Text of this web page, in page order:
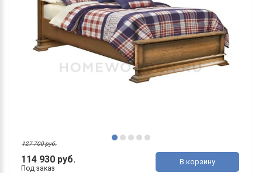
114 930 руб.
127 700 руб.
Под заказ
В корзину